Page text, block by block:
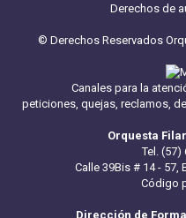
Derechos de
© Derechos Reservados
Canales para la
peticiones, quejas, reclamos,
Orquesta
Tel. (57)
Calle 39Bis # 14 - 57,
Código
Dirección de